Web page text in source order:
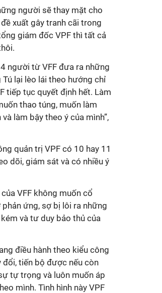
người sẽ thay mặt cho
xuất gây tranh cãi trong
giám đốc VPF thì tất cả
người từ VFF đưa ra những
lại lèo lái theo hướng chỉ
tiếp tục quyết định hết. Làm
thao túng, muốn làm
làm bậy theo ý của mình”,
quản trị VPF có 10 hay 11
dõi, giám sát và có nhiều ý
VFF không muốn cổ
ứng, sợ bị lôi ra những
và tư duy bảo thủ của
điều hành theo kiểu công
đổi, tiến bộ được nếu còn
tự trọng và luôn muốn áp
mình. Tình hình này VPF